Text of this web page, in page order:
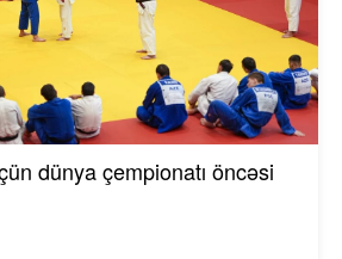
dünya çempionatı öncəsi